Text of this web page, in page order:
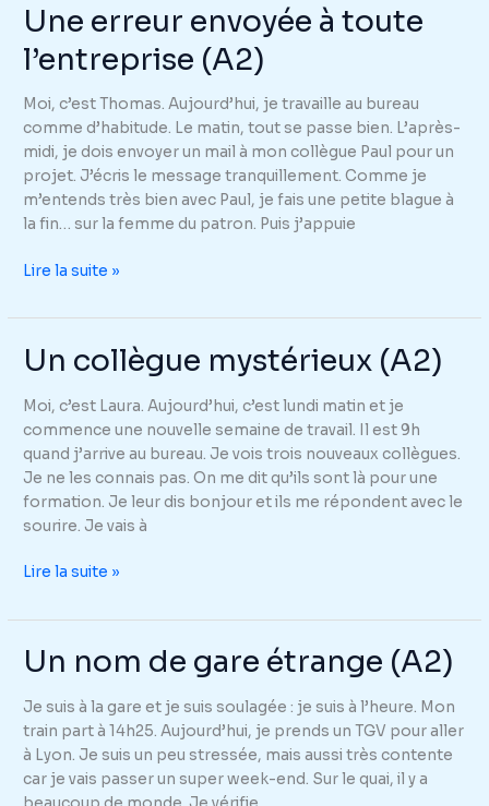
tourne
mal
(A2)
Une erreur envoyée à toute
l’entreprise (A2)
Moi, c’est Thomas. Aujourd’hui, je travaille au bureau
comme d’habitude. Le matin, tout se passe bien. L’après-
midi, je dois envoyer un mail à mon collègue Paul pour un
projet. J’écris le message tranquillement. Comme je
m’entends très bien avec Paul, je fais une petite blague à
la fin… sur la femme du patron. Puis j’appuie
Une
envoyée
toute
(A2)
Lire la suite »
Un collègue mystérieux (A2)
Moi, c’est Laura. Aujourd’hui, c’est lundi matin et je
commence une nouvelle semaine de travail. Il est 9h
quand j’arrive au bureau. Je vois trois nouveaux collègues.
Je ne les connais pas. On me dit qu’ils sont là pour une
formation. Je leur dis bonjour et ils me répondent avec le
sourire. Je vais à
Un
mystérieux
Lire la suite »
Un nom de gare étrange (A2)
Je suis à la gare et je suis soulagée : je suis à l’heure. Mon
train part à 14h25. Aujourd’hui, je prends un TGV pour aller
à Lyon. Je suis un peu stressée, mais aussi très contente
car je vais passer un super week-end. Sur le quai, il y a